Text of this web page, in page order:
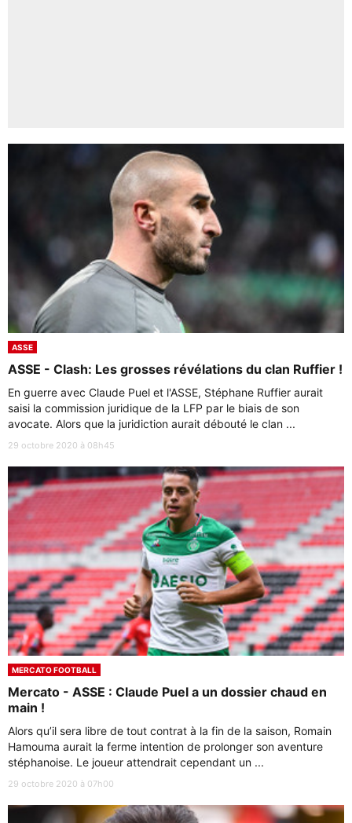
ASSE
ASSE - Clash: Les grosses révélations du clan Ruffier !
En guerre avec Claude Puel et l'ASSE, Stéphane Ruffier aurait
saisi la commission juridique de la LFP par le biais de son
avocate. Alors que la juridiction aurait débouté le clan ...
29 octobre 2020 à 08h45
MERCATO FOOTBALL
Mercato - ASSE : Claude Puel a un dossier chaud en
main !
Alors qu’il sera libre de tout contrat à la fin de la saison, Romain
Hamouma aurait la ferme intention de prolonger son aventure
stéphanoise. Le joueur attendrait cependant un ...
29 octobre 2020 à 07h00